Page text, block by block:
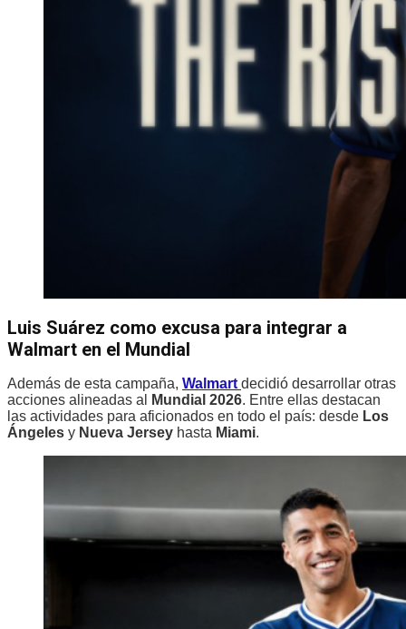
Luis Suárez como excusa para integrar a
Walmart en el Mundial
Además de esta campaña, Walmart decidió desarrollar otras
acciones alineadas al
Mundial 2026. Entre ellas destacan
las actividades para aficionados en todo el país: desde Los
Ángeles y Nueva Jersey hasta Miami.